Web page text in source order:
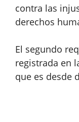
contra las
derechos
El segundo
registrada en
que es desde